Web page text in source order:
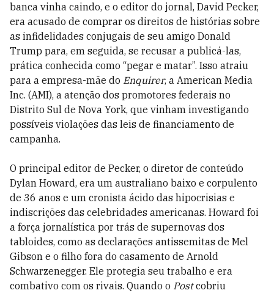
banca vinha caindo, e o editor do jornal, David ­Pecker,
era acusado de comprar os direitos de histórias sobre
as infidelidades conjugais de seu amigo Donald
Trump para, em seguida, se recusar a publicá-las,
prática conhecida como “pegar e matar”. Isso atraiu
para a empresa-mãe do Enquirer, a American Media
Inc. (AMI), a atenção dos promotores federais no
Distrito Sul de Nova York, que vinham investigando
possíveis violações das leis de financiamento de
campanha.
O principal editor de Pecker, o diretor de conteúdo
Dylan Howard, era um australiano baixo e corpulento
de 36 anos e um cronista ácido das hipocrisias e
indiscrições das celebridades americanas. Howard foi
a força jornalística por trás de supernovas dos
tabloides, como as declarações antissemitas de Mel
Gibson e o filho fora do casamento de Arnold
Schwarzenegger. Ele protegia seu trabalho e era
combativo com os rivais. Quando o Postcobriu